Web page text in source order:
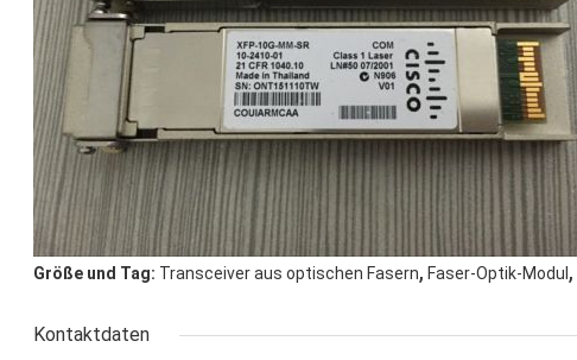
Größe und Tag: Transceiver aus optischen Fasern, Faser-Optik-Modul ,
Kontaktdaten